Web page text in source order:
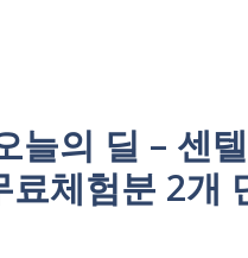
늘의 딜 – 센
체험분 2개